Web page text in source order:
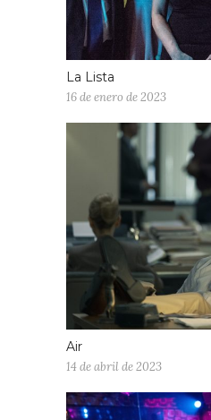
La Lista
16 de enero de 2023
Air
14 de abril de 2023